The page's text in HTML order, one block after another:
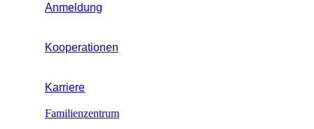
Anmeldung
Kooperationen
Karriere
Familienzentrum